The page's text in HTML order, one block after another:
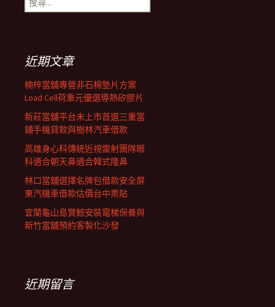
航
列
尋
近期文章
楠梓當舖專營非石棉墊片方案
Load Cell荷重元優選導熱矽膠片
新莊當舖平台未上市首選三重當
鋪手機貸款與樹林汽車借款
高雄身心科傳統近視雷射團隊眼
科適合朝天鼻適合韓式隆鼻
林口當舖選擇名牌包借款安全屏
東汽機車借款估價台中票貼
宜蘭龜山島賞鯨安裝電梯保養與
新竹當舖預約客製化沙發
近期留言